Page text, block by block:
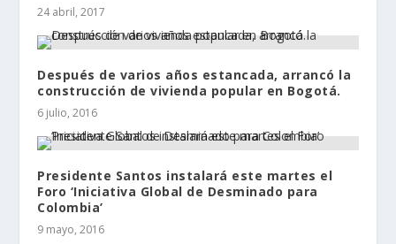
24 abril, 2017
Después de varios años estancada, arrancó la
construcción de vivienda popular en Bogotá.
6 julio, 2016
Presidente Santos instalará este martes el
Foro ‘Iniciativa Global de Desminado para
Colombia’
9 mayo, 2016